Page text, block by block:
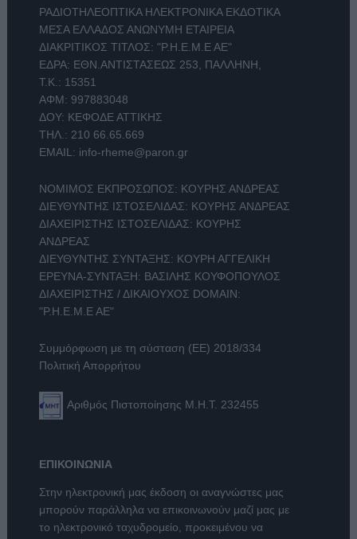
ΡΑΔΙΟΤΗΛΕΟΠΤΙΚΑ ΗΛΕΚΤΡΟΝΙΚΑ ΕΚΔΟΤΙΚΑ
ΜΕΣΑ ΕΛΛΑΔΟΣ ΑΝΩΝΥΜΗ ΕΤΑΙΡΕΙΑ
ΔΙΑΚΡΙΤΙΚΟΣ ΤΙΤΛΟΣ: "Ρ.Η.Ε.Μ.Ε ΑΕ"
ΕΔΡΑ: ΕΘΝ.ΑΝΤΙΣΤΑΣΕΩΣ 253, ΠΑΛΛΗΝΗ,
Τ.Κ.: 15351
ΑΦΜ: 997883048
ΔΟΥ: ΚΕΦΟΔΕ ΑΤΤΙΚΗΣ
ΤΗΛ.: 210 66.65.669
EMAIL: info-rheme@paron.gr
ΝΟΜΙΜΟΣ ΕΚΠΡΟΣΩΠΟΣ: ΚΟΥΡΗΣ ΑΝΔΡΕΑΣ
ΔΙΕΥΘΥΝΤΗΣ ΙΣΤΟΣΕΛΙΔΑΣ: ΚΟΥΡΗΣ ΑΝΔΡΕΑΣ
ΔΙΑΧΕΙΡΙΣΤΗΣ ΙΣΤΟΣΕΛΙΔΑΣ: ΚΟΥΡΗΣ
ΑΝΔΡΕΑΣ
ΔΙΕΥΘΥΝΤΗΣ ΣΥΝΤΑΞΗΣ: ΚΟΥΡΗ ΑΓΓΕΛΙΚΗ
ΕΡΕΥΝΑ-ΣΥΝΤΑΞΗ: ΒΑΣΙΛΗΣ ΚΟΥΦΟΠΟΥΛΟΣ
ΔΙΑΧΕΙΡΙΣΤΗΣ / ΔΙΚΑΙΟΥΧΟΣ DOMAIN:
"Ρ.Η.Ε.Μ.Ε ΑΕ"
Συμμόρφωση με τη σύσταση (ΕΕ) 2018/334
Πολιτική Απορρήτου
Αριθμός Πιστοποίησης Μ.Η.Τ. 232455
ΕΠΙΚΟΙΝΩΝΙΑ
Στην ηλεκτρονική μας έκδοση οι αναγνώστες μας
μπορούν παράλληλα να επικοινωνούν μαζί μας με
το ηλεκτρονικό ταχυδρομείο, προκειμένου να